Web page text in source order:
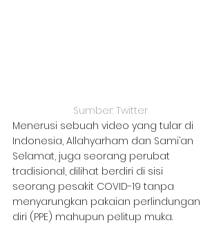
Sumber: Twitter
Menerusi sebuah video yang tular di
Indonesia, Allahyarham dan Sami’an
Selamat, juga seorang perubat
tradisional, dilihat berdiri di sisi
seorang pesakit COVID-19 tanpa
menyarungkan pakaian perlindungan
diri (PPE) mahupun pelitup muka.